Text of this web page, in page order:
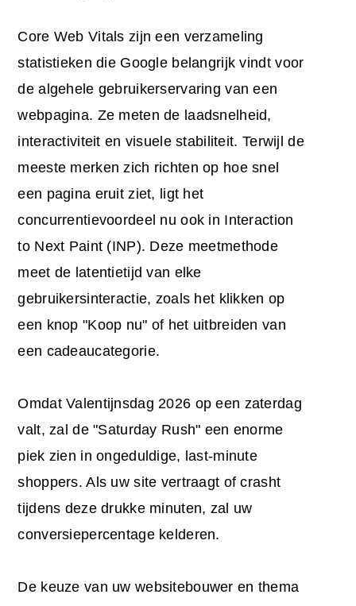
Core Web Vitals zijn een verzameling
statistieken die Google belangrijk vindt voor
de algehele gebruikerservaring van een
webpagina. Ze meten de laadsnelheid,
interactiviteit en visuele stabiliteit. Terwijl de
meeste merken zich richten op hoe snel
een pagina eruit ziet, ligt het
concurrentievoordeel nu ook in Interaction
to Next Paint (INP). Deze meetmethode
meet de latentietijd van elke
gebruikersinteractie, zoals het klikken op
een knop "Koop nu" of het uitbreiden van
een cadeaucategorie.
Omdat Valentijnsdag 2026 op een zaterdag
valt, zal de "Saturday Rush" een enorme
piek zien in ongeduldige, last-minute
shoppers. Als uw site vertraagt of crasht
tijdens deze drukke minuten, zal uw
conversiepercentage kelderen.
De keuze van uw websitebouwer en thema